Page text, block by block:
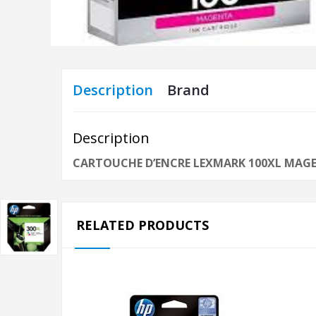
Description Brand
Description
CARTOUCHE D’ENCRE LEXMARK 100XL
RELATED PRODUCTS